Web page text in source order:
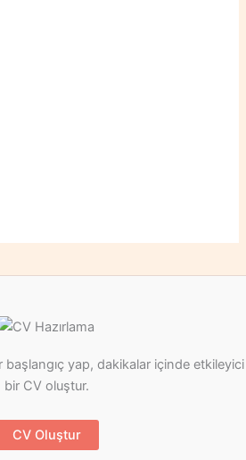
yap, dakikalar içinde etkileyici
bir CV oluştur.
CV Oluştur